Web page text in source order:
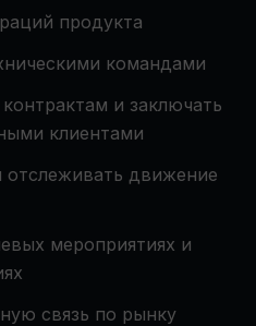
продукта
командами
и заключать
клиентами
отслеживать движение
мероприятиях и
связь по рынку